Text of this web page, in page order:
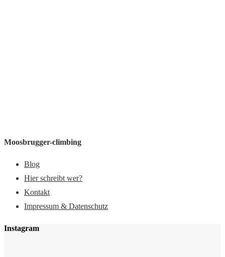
Moosbrugger-climbing
Blog
Hier schreibt wer?
Kontakt
Impressum & Datenschutz
Instagram